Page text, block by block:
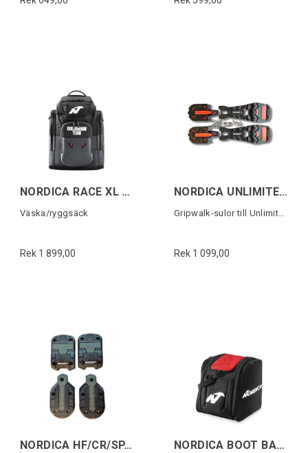
NORDICA RACE XL GEAR PACK DOMME Svart
Väska/ryggsäck
Rek 1 899,00
NORDICA UNLIMITED GW MICHELIN SOLES
Gripwalk-sulor till Unlimited (1 par)
Rek 1 099,00
NORDICA HF/CR/SP.J(22) GW MICHELIN SOLES NORDICA BOOT BACKPACK Svart/Röd